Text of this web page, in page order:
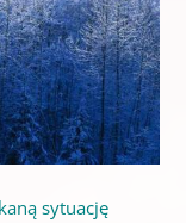
sytuację